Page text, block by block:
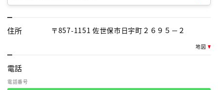
住所 〒857-1151 佐世保市日宇町２６９５－２
地図
電話
電話番号